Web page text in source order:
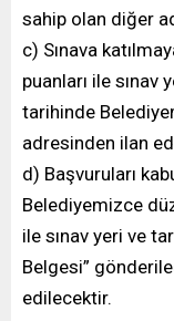
sahip olan diğer
c) Sınava
puanları ile sınav
tarihinde
adresinden ilan
d) Başvuruları
Belediyemizce
ile sınav yeri ve
Belgesi”
edilecektir.